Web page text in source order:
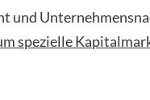
und
spezielle